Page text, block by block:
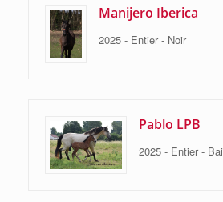
Manijero Iberica
2025 - Entier - Noir
Pablo LPB
2025 - Entier - Bai